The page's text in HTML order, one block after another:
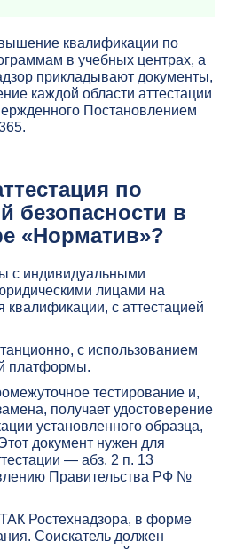
квалификации по
в учебных центрах, а
прикладывают документы,
каждой области аттестации
Постановлением
по
безопасности в
«Норматив»?
с индивидуальными
лицами на
с аттестацией
с использованием
платформы.
тестирование и,
получает удостоверение
установленного образца,
документ нужен для
— абз. 2 п. 13
Правительства РФ №
Ростехнадзора, в форме
Соискатель должен